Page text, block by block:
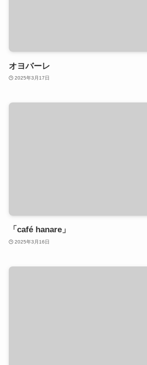
オヨバーレ
2025年3月17日
「café hanare」
2025年3月16日